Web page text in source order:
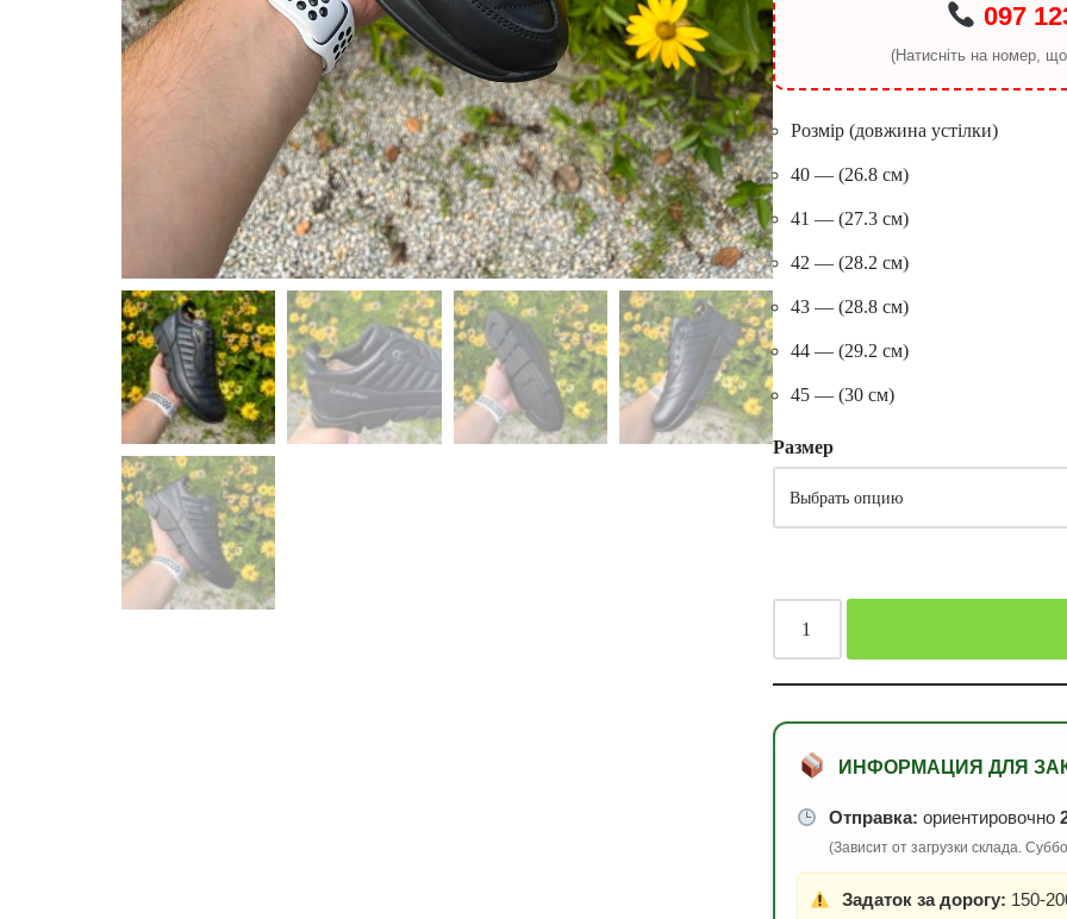
097
(Натисніть на номер,
Розмір (довжина устілки)
40 — (26.8 см)
41 — (27.3 см)
42 — (28.2 см)
43 — (28.8 см)
44 — (29.2 см)
45 — (30 см)
Размер
ИНФОРМАЦИЯ ДЛЯ
Отправка: ориентировочно
(Зависит от загрузки склада.
Задаток за дорогу: 150-